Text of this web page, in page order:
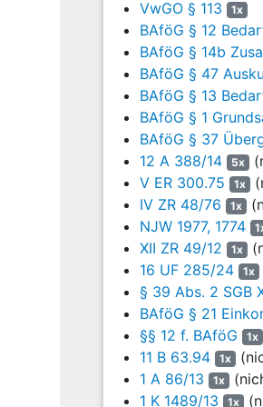
Note 1,0 zu erwarten,
noch, wenn man
Rechtsprechung des
Hiergegen hat die
ergänzend vor, bei ihrer
Der Bundesgerichtshof
für die Aufnahme einer
beim Besuch der
einer Schule zu
vermittle. Anders als
Schuljahr das erste
nicht lediglich
des gewählten
abgeschlossenen
es für ihre Eltern – etwa
erwerben wollte. Die
„einfachen“
beabsichtigt habe. Dies
Ausbildung und dem
VwGO § 113
1x
BAföG § 12
BAföG § 14b
BAföG § 47
BAföG § 13
BAföG § 1
BAföG § 37
12 A 388/14 5x
V ER 300.75
1x
IV ZR 48/76
1x
NJW 1977, 1774
XII ZR 49/12
1x
16 UF 285/24
1x
§ 39 Abs. 2 SGB
BAföG § 21
§§ 12 f. BAföG 1x
11 B 63.94
1x
1 A 86/13
1x
1 K 1489/13
1x